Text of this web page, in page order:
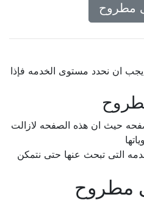
مطروح
ان نحدد مستوى الخدمه فإذا
حيث ان هذه الصفحه لازالت
التى تبحث عنها حتى نتمكن
مطروح